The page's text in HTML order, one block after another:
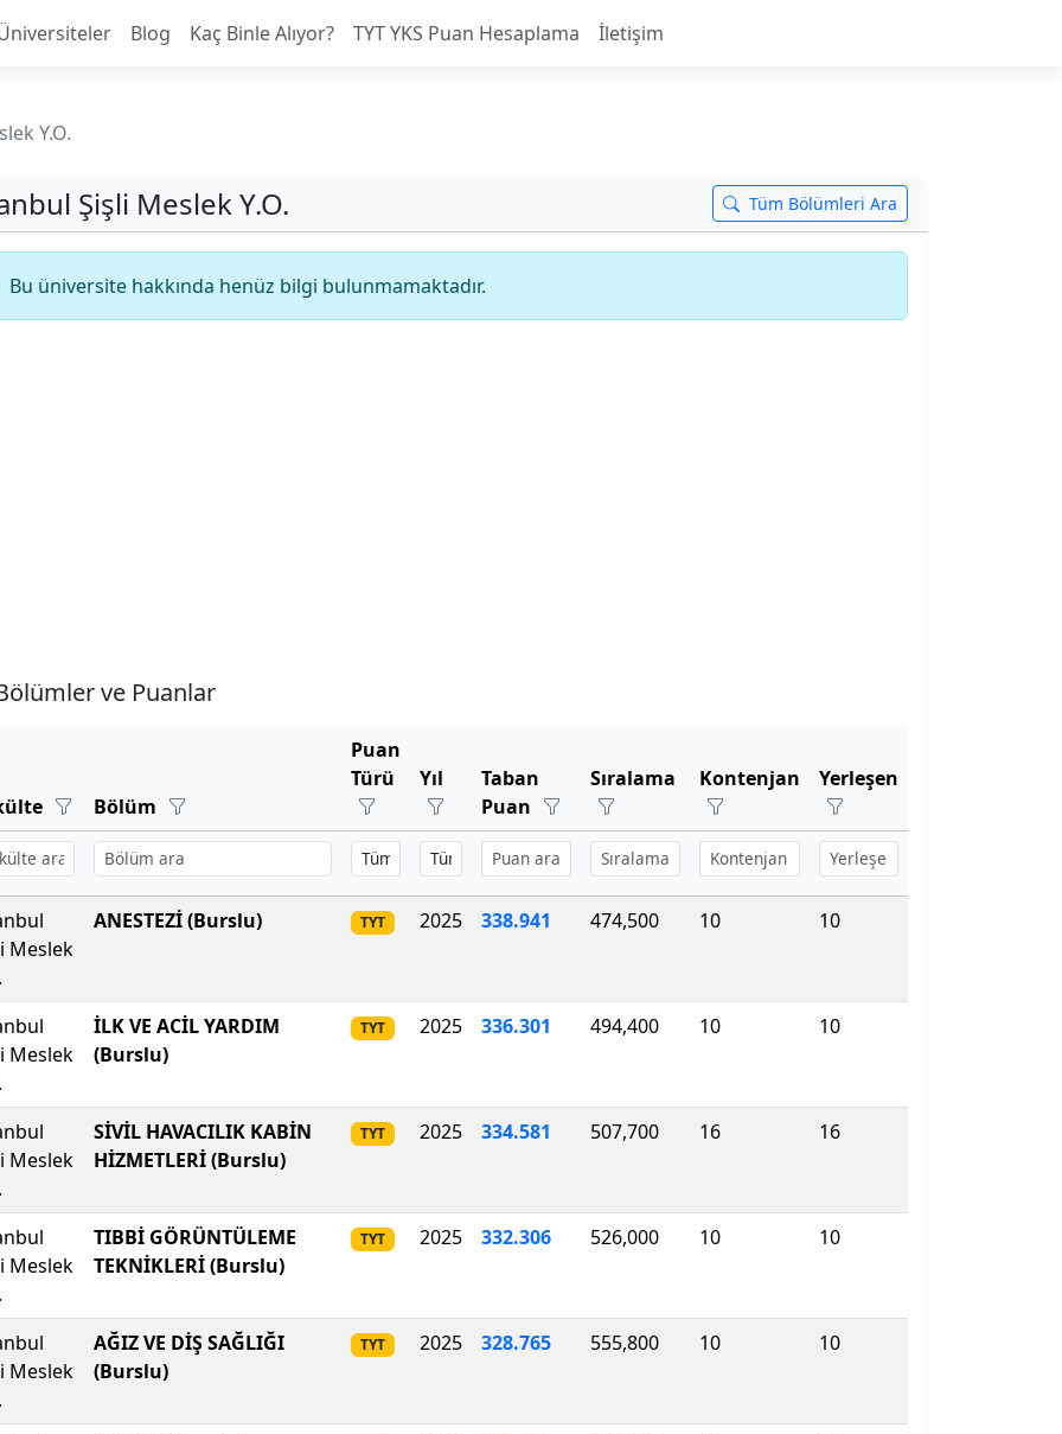
Blog Kaç Binle Alıyor? TYT YKS Puan Hesaplama İletişim
Y.O.
Şişli Meslek Y.O. Tüm Bölümleri Ara
Bu üniversite hakkında henüz bilgi bulunmamaktadır.
ve Puanlar
Bölüm
Puan
Türü
Yıl
Taban
Puan
Sıralama Kontenjan Yerleşen
Meslek
ANESTEZİ (Burslu) TYT 2025 338.941 474,500 10 10
Meslek
İLK VE ACİL YARDIM
(Burslu)
TYT 2025 336.301 494,400 10 10
Meslek
SİVİL HAVACILIK KABİN
HİZMETLERİ (Burslu)
TYT 2025 334.581 507,700 16 16
Meslek
TIBBİ GÖRÜNTÜLEME
TEKNİKLERİ (Burslu)
TYT 2025 332.306 526,000 10 10
Meslek
AĞIZ VE DİŞ SAĞLIĞI
(Burslu)
TYT 2025 328.765 555,800 10 10